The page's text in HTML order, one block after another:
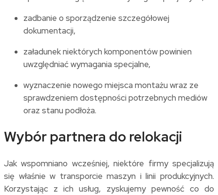
zadbanie o sporządzenie szczegółowej
dokumentacji,
załadunek niektórych komponentów powinien
uwzględniać wymagania specjalne,
wyznaczenie nowego miejsca montażu wraz ze
sprawdzeniem dostępności potrzebnych mediów
oraz stanu podłoża.
Wybór partnera do relokacji
Jak wspomniano wcześniej, niektóre firmy specjalizują
się właśnie w transporcie maszyn i linii produkcyjnych.
Korzystając z ich usług, zyskujemy pewność co do